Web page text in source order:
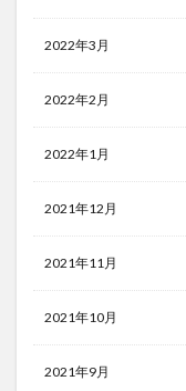
2022年3月
2022年2月
2022年1月
2021年12月
2021年11月
2021年10月
2021年9月